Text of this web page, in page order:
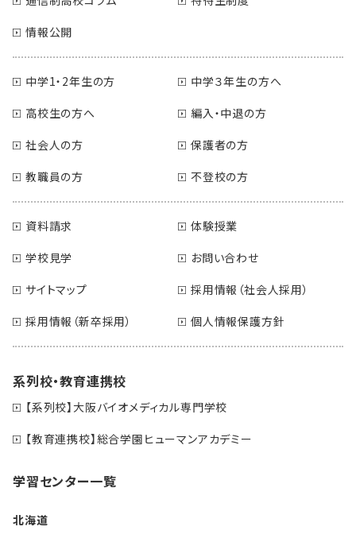
情報公開
中学1・2年生の方
中学３年生の方へ
高校生の方へ
編入・中退の方
社会人の方
保護者の方
教職員の方
不登校の方
資料請求
体験授業
学校見学
お問い合わせ
サイトマップ
採用情報（社会人採用）
採用情報（新卒採用）
個人情報保護方針
系列校・教育連携校
【系列校】大阪バイオメディカル専門学校
【教育連携校】総合学園ヒューマンアカデミー
学習センター一覧
北海道